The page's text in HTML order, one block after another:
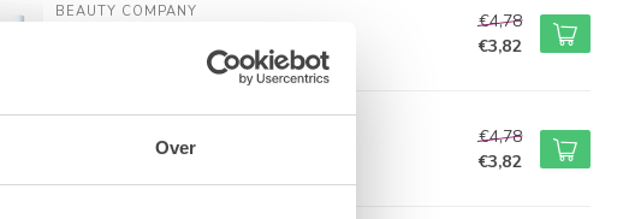
Over
BEAUTY COMPANY
€4,78
€3,82
Cuticle Oil Carribean Nights
€4,78
€3,82